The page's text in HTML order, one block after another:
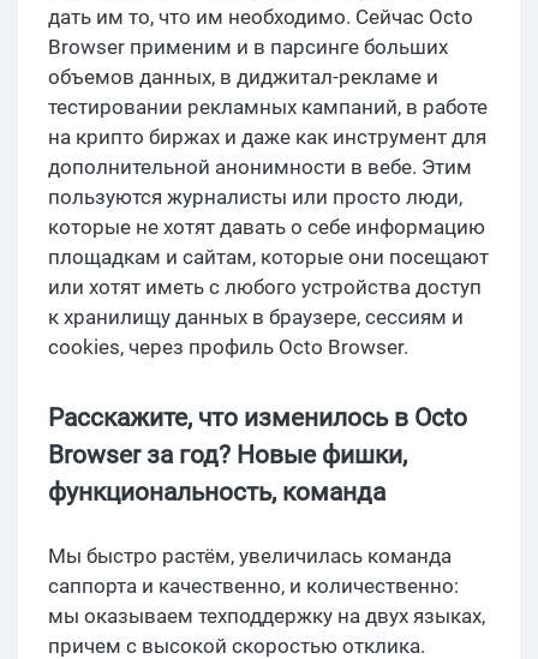
дать им то, что им необходимо. Сейчас Octo
Browser применим и в парсинге больших
объемов данных, в диджитал-рекламе и
тестировании рекламных кампаний, в работе
на крипто биржах и даже как инструмент для
дополнительной анонимности в вебе. Этим
пользуются журналисты или просто люди,
которые не хотят давать о себе информацию
площадкам и сайтам, которые они посещают
или хотят иметь с любого устройства доступ
к хранилищу данных в браузере, сессиям и
cookies, через профиль Octo Browser.
Расскажите, что изменилось в Octo
Browser за год? Новые фишки,
функциональность, команда
Мы быстро растём, увеличилась команда
саппорта и качественно, и количественно:
мы оказываем техподдержку на двух языках,
причем с высокой скоростью отклика.